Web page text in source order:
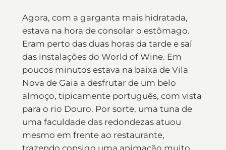
Agora, com a garganta mais hidratada,
estava na hora de consolar o estômago.
Eram perto das duas horas da tarde e saí
das instalações do World of Wine. Em
poucos minutos estava na baixa de Vila
Nova de Gaia a desfrutar de um belo
almoço, tipicamente português, com vista
para o rio Douro. Por sorte, uma tuna de
uma faculdade das redondezas atuou
mesmo em frente ao restaurante,
trazendo consigo uma animação muito